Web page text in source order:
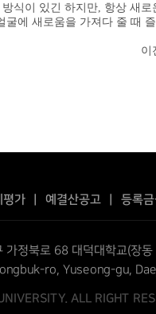
식이 있긴 하지만, 항상 새
굴에 새로움을 가져다 줄 때
이
평가 예결산공고 등록
정북로 68 대덕대학교(장
ro, Yuseong-gu,
ALL RIGHT